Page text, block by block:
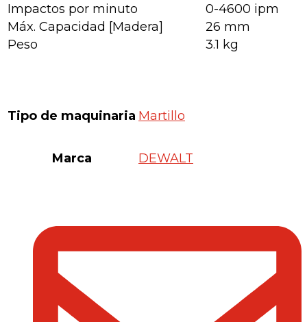
Impactos por minuto
0-4600 ipm
Máx. Capacidad [Madera]
26 mm
Peso
3.1 kg
Tipo de maquinaria Martillo
Marca DEWALT